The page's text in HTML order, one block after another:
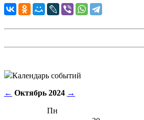
Календарь событий
← Октябрь 2024 →
Пн